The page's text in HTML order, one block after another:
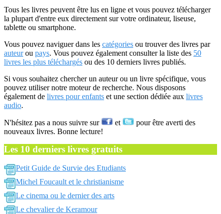
Tous les livres peuvent être lus en ligne et vous pouvez télécharger
la plupart d'entre eux directement sur votre ordinateur, liseuse,
tablette ou smartphone.
Vous pouvez naviguer dans les catégories ou trouver des livres par
auteurou pays. Vous pouvez également consulter la liste des 50
livres les plus téléchargés ou des 10 derniers livres publiés.
Si vous souhaitez chercher un auteur ou un livre spécifique, vous
pouvez utiliser notre moteur de recherche. Nous disposons
également de livres pour enfants et une section dédiée aux livres
audio.
N'hésitez pas a nous suivre sur et
pour être averti des
nouveaux livres. Bonne lecture!
Les 10 derniers livres gratuits
Petit Guide de Survie des Etudiants
Michel Foucault et le christianisme
Le cinema ou le dernier des arts
Le chevalier de Keramour